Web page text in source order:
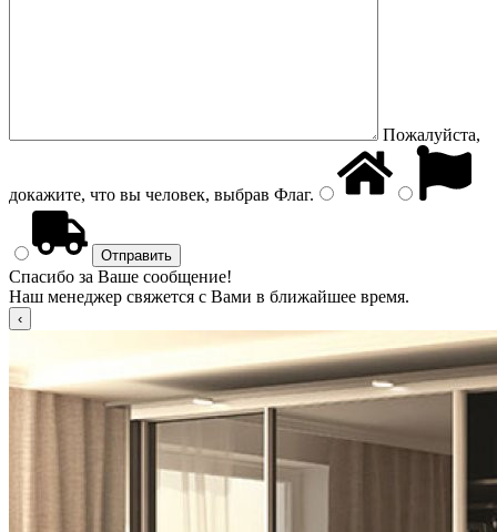
Пожалуйста,
докажите, что вы человек, выбрав Флаг.
Спасибо за Ваше сообщение!
Наш менеджер свяжется с Вами в ближайшее время.